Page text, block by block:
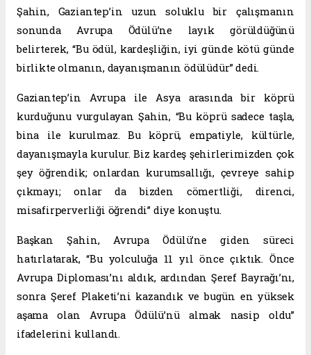
Şahin, Gaziantep’in uzun soluklu bir çalışmanın
sonunda Avrupa Ödülü’ne layık görüldüğünü
belirterek, “Bu ödül, kardeşliğin, iyi günde kötü günde
birlikte olmanın, dayanışmanın ödülüdür” dedi.
Gaziantep’in Avrupa ile Asya arasında bir köprü
kurduğunu vurgulayan Şahin, “Bu köprü sadece taşla,
bina ile kurulmaz. Bu köprü, empatiyle, kültürle,
dayanışmayla kurulur. Biz kardeş şehirlerimizden çok
şey öğrendik; onlardan kurumsallığı, çevreye sahip
çıkmayı; onlar da bizden cömertliği, direnci,
misafirperverliği öğrendi” diye konuştu.
Başkan Şahin, Avrupa Ödülü’ne giden süreci
hatırlatarak, “Bu yolculuğa 11 yıl önce çıktık. Önce
Avrupa Diploması’nı aldık, ardından Şeref Bayrağı’nı,
sonra Şeref Plaketi’ni kazandık ve bugün en yüksek
aşama olan Avrupa Ödülü’nü almak nasip oldu”
ifadelerini kullandı.